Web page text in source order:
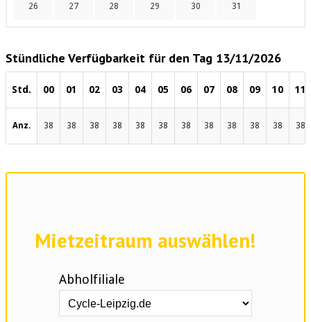
26 27 28 29 30 31
Stündliche Verfügbarkeit für den Tag 13/11/2026
Std. 00 01 02 03 04 05 06 07 08 09 10 11
Anz. 38 38 38 38 38 38 38 38 38 38 38 38
Mietzeitraum auswählen!
Abholfiliale